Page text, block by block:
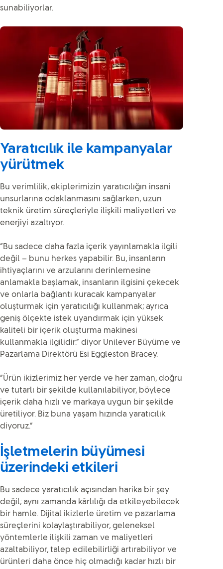
sunabiliyorlar.
Yaratıcılık ile kampanyalar
yürütmek
Bu verimlilik, ekiplerimizin yaratıcılığın insani
unsurlarına odaklanmasını sağlarken, uzun
teknik üretim süreçleriyle ilişkili maliyetleri ve
enerjiyi azaltıyor.
“Bu sadece daha fazla içerik yayınlamakla ilgili
değil – bunu herkes yapabilir. Bu, insanların
ihtiyaçlarını ve arzularını derinlemesine
anlamakla başlamak, insanların ilgisini çekecek
ve onlarla bağlantı kuracak kampanyalar
oluşturmak için yaratıcılığı kullanmak; ayrıca
geniş ölçekte istek uyandırmak için yüksek
kaliteli bir içerik oluşturma makinesi
kullanmakla ilgilidir.” diyor Unilever Büyüme ve
Pazarlama Direktörü Esi Eggleston Bracey.
“Ürün ikizlerimiz her yerde ve her zaman, doğru
ve tutarlı bir şekilde kullanılabiliyor, böylece
içerik daha hızlı ve markaya uygun bir şekilde
üretiliyor. Biz buna yaşam hızında yaratıcılık
diyoruz.”
İşletmelerin büyümesi
üzerindeki etkileri
Bu sadece yaratıcılık açısından harika bir şey
değil; aynı zamanda kârlılığı da etkileyebilecek
bir hamle. Dijital ikizlerle üretim ve pazarlama
süreçlerini kolaylaştırabiliyor, geleneksel
yöntemlerle ilişkili zaman ve maliyetleri
azaltabiliyor, talep edilebilirliği artırabiliyor ve
ürünleri daha önce hiç olmadığı kadar hızlı bir